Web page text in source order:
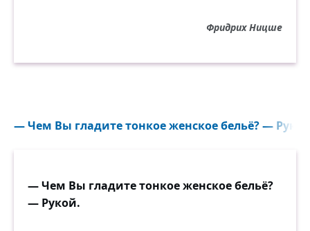
Фридрих Ницше
— Чем Вы гладите тонкое женское бельё? —
— Чем Вы гладите тонкое женское бельё?
— Рукой.